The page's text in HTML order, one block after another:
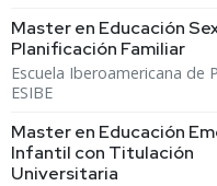
Master en Educación
Planificación Familiar
Escuela Iberoamericana de
ESIBE
Master en Educación
Infantil con Titulación
Universitaria